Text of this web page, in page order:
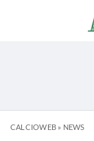
CALCIOWEB» NEWS